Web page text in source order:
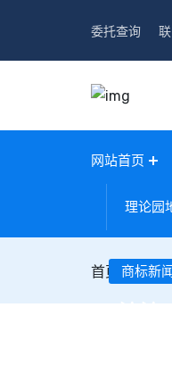
委托查询
网站首页
理论园
首页 》商
商标新闻